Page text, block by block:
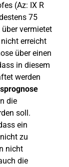
(Az: IX R
75
vermietet
erreicht
über einen
in diesem
werden
die
soll.
ein
zu
nicht
die